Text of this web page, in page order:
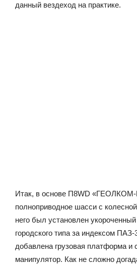
данный вездеход на практике.
Итак, в основе П8WD
полноприводное шасси с
него был установлен
городского типа за индексом
добавлена грузовая платформа и
манипулятор. Как не сложно